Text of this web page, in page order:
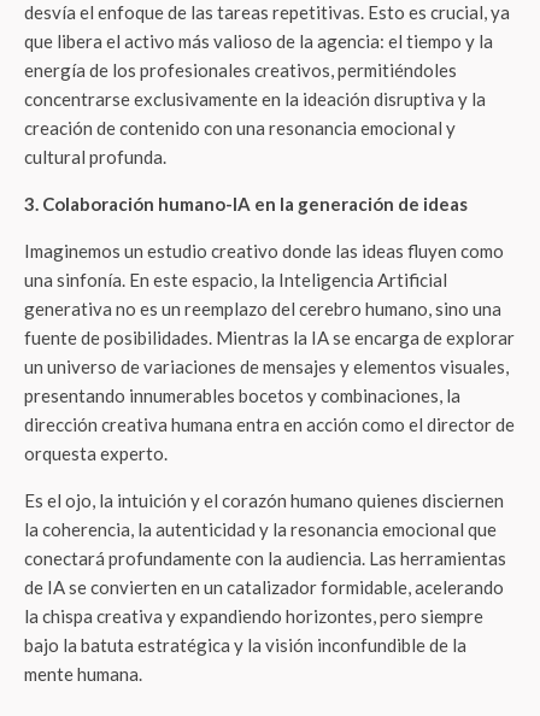
desvía el enfoque de las tareas repetitivas. Esto es crucial, ya
que libera el activo más valioso de la agencia: el tiempo y la
energía de los profesionales creativos, permitiéndoles
concentrarse exclusivamente en la ideación disruptiva y la
creación de contenido con una resonancia emocional y
cultural profunda.
3. Colaboración humano-IA en la generación de ideas
Imaginemos un estudio creativo donde las ideas fluyen como
una sinfonía. En este espacio, la Inteligencia Artificial
generativa no es un reemplazo del cerebro humano, sino una
fuente de posibilidades. Mientras la IA se encarga de explorar
un universo de variaciones de mensajes y elementos visuales,
presentando innumerables bocetos y combinaciones, la
dirección creativa humana entra en acción como el director de
orquesta experto.
Es el ojo, la intuición y el corazón humano quienes disciernen
la coherencia, la autenticidad y la resonancia emocional que
conectará profundamente con la audiencia. Las herramientas
de IA se convierten en un catalizador formidable, acelerando
la chispa creativa y expandiendo horizontes, pero siempre
bajo la batuta estratégica y la visión inconfundible de la
mente humana.